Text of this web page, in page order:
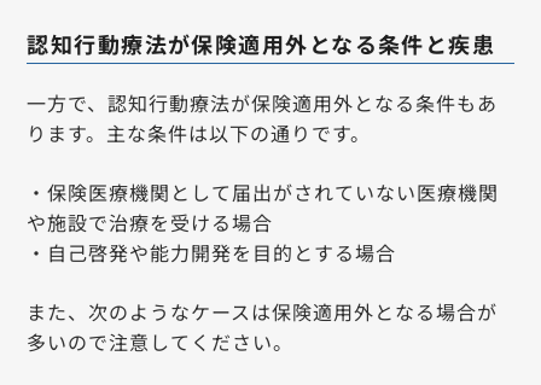
認知行動療法が保険適用外となる条件と疾患
一方で、認知行動療法が保険適用外となる条件もあ
ります。主な条件は以下の通りです。
・保険医療機関として届出がされていない医療機関
や施設で治療を受ける場合
・自己啓発や能力開発を目的とする場合
また、次のようなケースは保険適用外となる場合が
多いので注意してください。